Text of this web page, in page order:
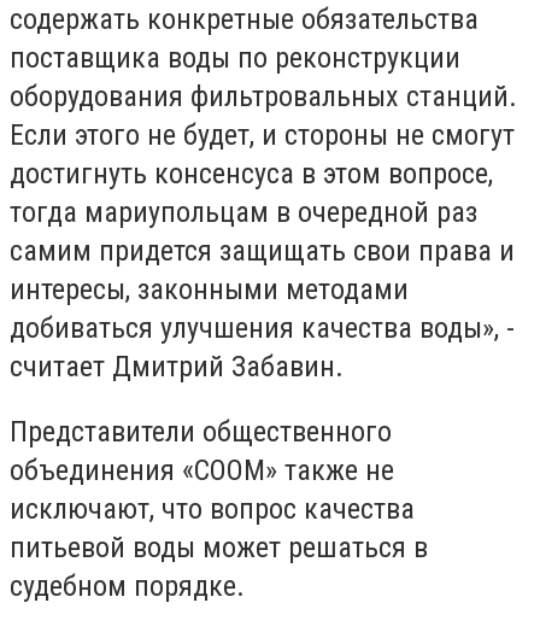
содержать конкретные обязательства
поставщика воды по реконструкции
оборудования фильтровальных станций.
Если этого не будет, и стороны не смогут
достигнуть консенсуса в этом вопросе,
тогда мариупольцам в очередной раз
самим придется защищать свои права и
интересы, законными методами
добиваться улучшения качества воды», -
считает Дмитрий Забавин.
Представители общественного
объединения «СООМ» также не
исключают, что вопрос качества
питьевой воды может решаться в
судебном порядке.